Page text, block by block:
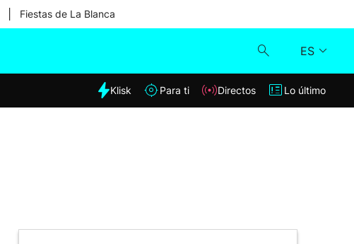
Fiestas de La Blanca
ES
Klisk
Lo último
Klisk Para ti Directos Lo último